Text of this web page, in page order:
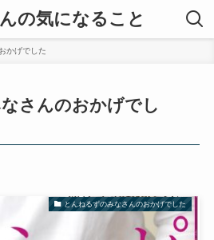
の気になること
かげでした
さんのおかげでし
とんねるずのみなさんのおかげでした